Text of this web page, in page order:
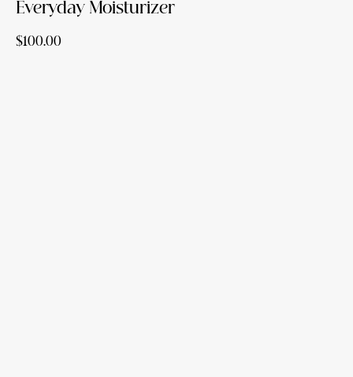
Everyday Moisturizer
$100.00